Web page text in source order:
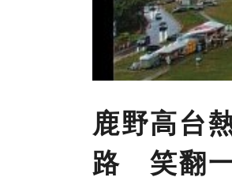
鹿野高台
路 笑翻